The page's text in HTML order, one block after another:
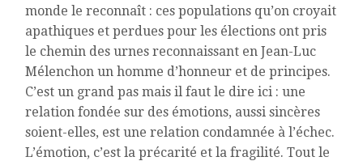
monde le reconnaît : ces populations qu’on croyait
apathiques et perdues pour les élections ont pris
le chemin des urnes reconnaissant en Jean-Luc
Mélenchon un homme d’honneur et de principes.
C’est un grand pas mais il faut le dire ici : une
relation fondée sur des émotions, aussi sincères
soient-elles, est une relation condamnée à l’échec.
L’émotion, c’est la précarité et la fragilité. Tout le